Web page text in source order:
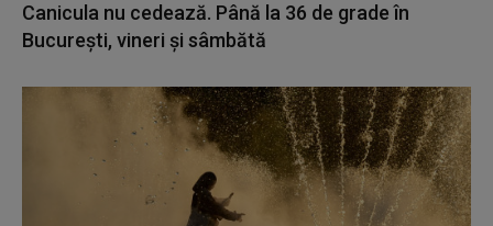
Canicula nu cedează. Până la 36 de grade în
București, vineri și sâmbătă